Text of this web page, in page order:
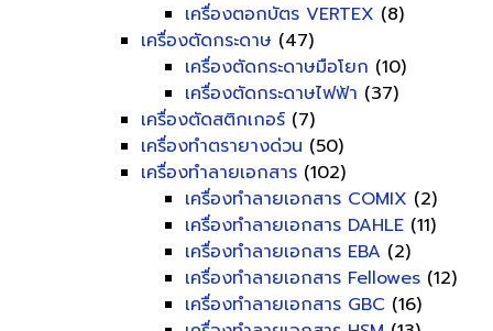
เครื่องตอกบัตร VERTEX (8)
เครื่องตัดกระดาษ (47)
เครื่องตัดกระดาษมือโยก (10)
เครื่องตัดกระดาษไฟฟ้า (37)
เครื่องตัดสติกเกอร์ (7)
เครื่องทำตรายางด่วน (50)
เครื่องทำลายเอกสาร (102)
เครื่องทำลายเอกสาร COMIX (2)
เครื่องทำลายเอกสาร DAHLE (11)
เครื่องทำลายเอกสาร EBA (2)
เครื่องทำลายเอกสาร Fellowes (12)
เครื่องทำลายเอกสาร GBC (16)